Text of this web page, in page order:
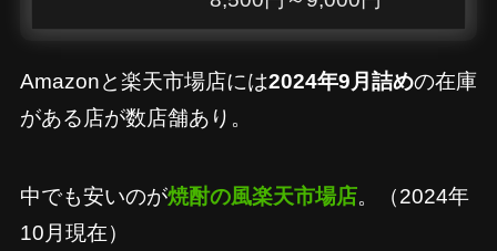
Amazonと楽天市場店には2024年9月詰めの在庫
がある店が数店舗あり。
中でも安いのが焼酎の風楽天市場店。（2024年
10月現在）